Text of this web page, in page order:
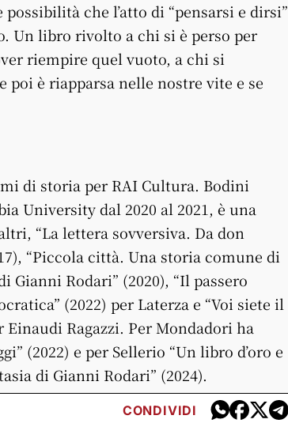
che l’atto di “pensarsi e dirsi”
Un libro rivolto a chi si è perso per
riempire quel vuoto, a chi si
poi è riapparsa nelle nostre vite e se
di storia per RAI Cultura. Bodini
University dal 2020 al 2021, è una
“La lettera sovversiva. Da don
“Piccola città. Una storia comune di
Gianni Rodari” (2020), “Il passero
(2022) per Laterza e “Voi siete il
Ragazzi. Per Mondadori ha
(2022) e per Sellerio “Un libro d’oro e
di Gianni Rodari” (2024).
CONDIVIDI